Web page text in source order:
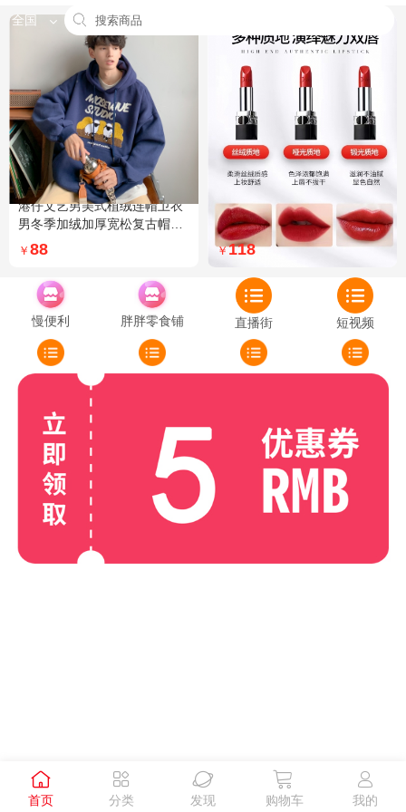
全国
港仔文艺男美式植绒连帽卫衣
男冬季加绒加厚宽松复古帽衫
外套 XXL 加绒 5XL 灰色加绒
￥ 88
Dior迪奥全新烈艳蓝金口红品
牌授权经典藤格纹饰带丝绒质
地999色号传奇红唇哑光 哑光
￥118
慢便利 胖胖零食铺 直播街 短视频

首页

分类

发现

购物车

我的